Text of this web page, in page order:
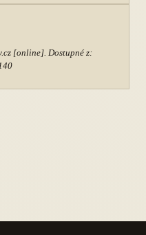
[online]. Dostupné z: